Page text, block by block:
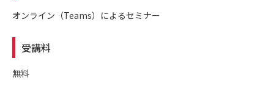
オンライン（Teams）によるセミナー
受講料
無料